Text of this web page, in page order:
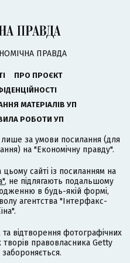
ПРАВДА
ПРО ПРОЄКТ
МАТЕРІАЛІВ УП
РОБОТИ УП
лише за умови посилання (для
на "Економічну правду".
цьому сайті із посиланням на
, не підлягають подальшому
в будь-якій формі,
агентства "Інтерфакс-
відтворення фотографічних
творів правовласника Getty